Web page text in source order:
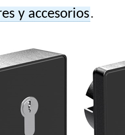
y accesorios.